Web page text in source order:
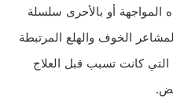
أو بالأحرى سلسلة
الخوف والهلع المرتبطة
التي كانت تسبب قبل العلاج